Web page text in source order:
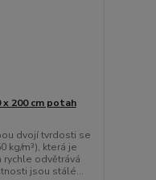
x 200 cm potah
dvojí tvrdosti se
kg/m³), která je
rychle odvětrává
jsou stálé...